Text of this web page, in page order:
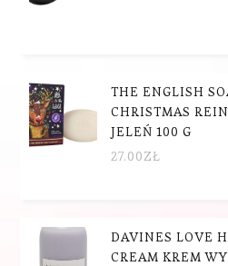
THE ENGLISH
CHRISTMAS
JELEŃ 100 G
27.00ZŁ
DAVINES LOVE
CREAM KREM